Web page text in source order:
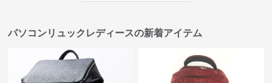
パソコンリュックレディースの新着アイテム